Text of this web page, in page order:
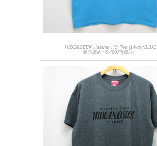
HIDE&SEEK Heather HS Tee (14ws):BLUE
販売価格：6,480円(税込)